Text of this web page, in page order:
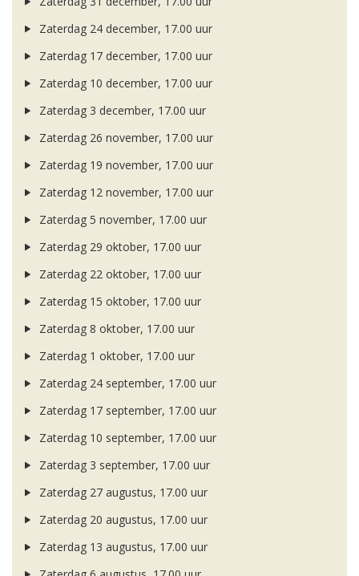
Zaterdag 24 december, 17.00 uur
Zaterdag 17 december, 17.00 uur
Zaterdag 10 december, 17.00 uur
Zaterdag 3 december, 17.00 uur
Zaterdag 26 november, 17.00 uur
Zaterdag 19 november, 17.00 uur
Zaterdag 12 november, 17.00 uur
Zaterdag 5 november, 17.00 uur
Zaterdag 29 oktober, 17.00 uur
Zaterdag 22 oktober, 17.00 uur
Zaterdag 15 oktober, 17.00 uur
Zaterdag 8 oktober, 17.00 uur
Zaterdag 1 oktober, 17.00 uur
Zaterdag 24 september, 17.00 uur
Zaterdag 17 september, 17.00 uur
Zaterdag 10 september, 17.00 uur
Zaterdag 3 september, 17.00 uur
Zaterdag 27 augustus, 17.00 uur
Zaterdag 20 augustus, 17.00 uur
Zaterdag 13 augustus, 17.00 uur